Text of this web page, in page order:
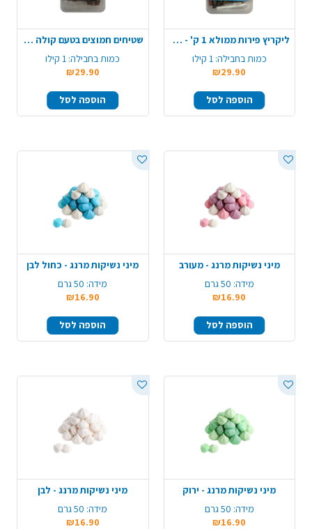
ליקריץ פירות ממולא 1 ק' - צבעוני
כמות בחבילה: 1 קילו
₪29.90
הוספה לסל
שטיחים חמוצים בטעם קולה 1 ק' - חום
כמות בחבילה: 1 קילו
₪29.90
הוספה לסל
מיני נשיקות מרנג - מעורב
מידה: 50 גרם
₪16.90
הוספה לסל
מיני נשיקות מרנג - כחול לבן
מידה: 50 גרם
₪16.90
הוספה לסל
מיני נשיקות מרנג - ירוק
מידה: 50 גרם
₪16.90
מיני נשיקות מרנג - לבן
מידה: 50 גרם
₪16.90